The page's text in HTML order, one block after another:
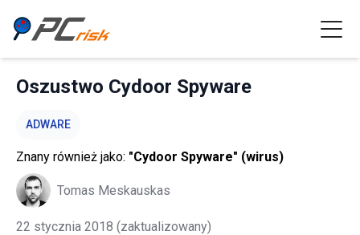
Oszustwo Cydoor Spyware
ADWARE
Znany również jako: "Cydoor Spyware" (wirus)
Tomas Meskauskas
22 stycznia 2018 (zaktualizowany)